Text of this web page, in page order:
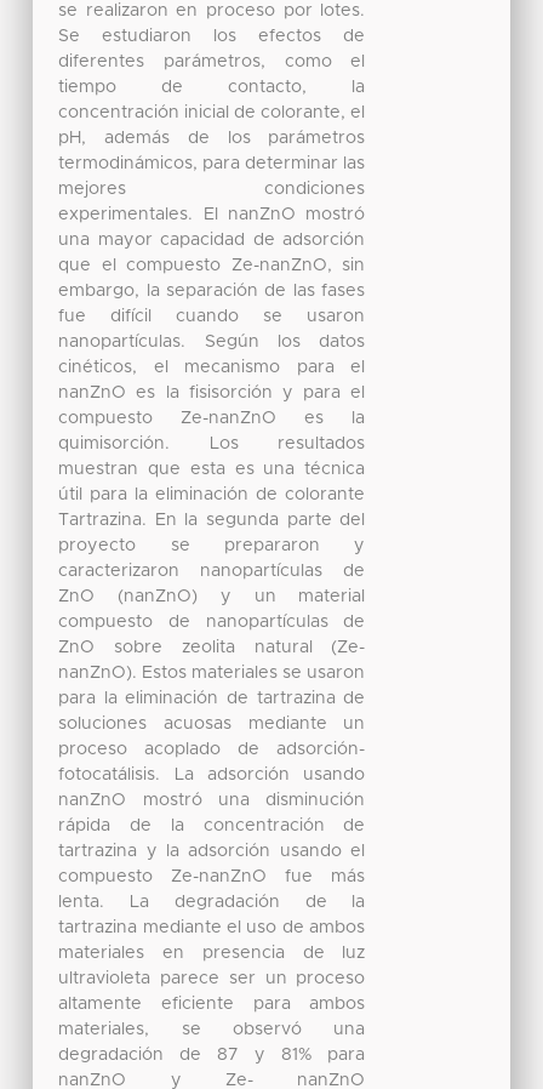
se realizaron en proceso por lotes.
Se estudiaron los efectos de
diferentes parámetros, como el
tiempo de contacto, la
concentración inicial de colorante, el
pH, además de los parámetros
termodinámicos, para determinar las
mejores condiciones
experimentales. El nanZnO mostró
una mayor capacidad de adsorción
que el compuesto Ze-nanZnO, sin
embargo, la separación de las fases
fue difícil cuando se usaron
nanopartículas. Según los datos
cinéticos, el mecanismo para el
nanZnO es la fisisorción y para el
compuesto Ze-nanZnO es la
quimisorción. Los resultados
muestran que esta es una técnica
útil para la eliminación de colorante
Tartrazina. En la segunda parte del
proyecto se prepararon y
caracterizaron nanopartículas de
ZnO (nanZnO) y un material
compuesto de nanopartículas de
ZnO sobre zeolita natural (Ze-
nanZnO). Estos materiales se usaron
para la eliminación de tartrazina de
soluciones acuosas mediante un
proceso acoplado de adsorción-
fotocatálisis. La adsorción usando
nanZnO mostró una disminución
rápida de la concentración de
tartrazina y la adsorción usando el
compuesto Ze-nanZnO fue más
lenta. La degradación de la
tartrazina mediante el uso de ambos
materiales en presencia de luz
ultravioleta parece ser un proceso
altamente eficiente para ambos
materiales, se observó una
degradación de 87 y 81% para
nanZnO y Ze- nanZnO